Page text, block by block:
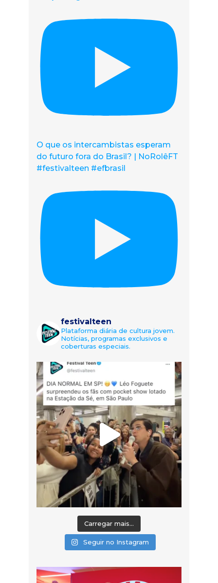
O que os intercambistas esperam
do futuro fora do Brasil? | NoRolêFT
#festivalteen #efbrasil
festivalteen
Plataforma diária de cultura jovem.
Notícias, programas exclusivos e
coberturas especiais.
Carregar mais...
Seguir no Instagram